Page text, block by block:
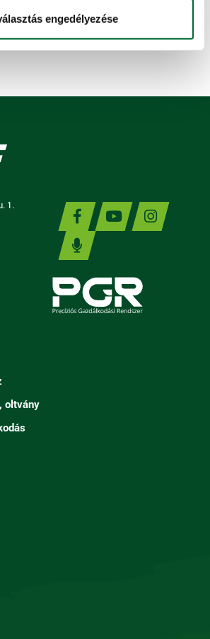
engedélyezése
1.
oltvány